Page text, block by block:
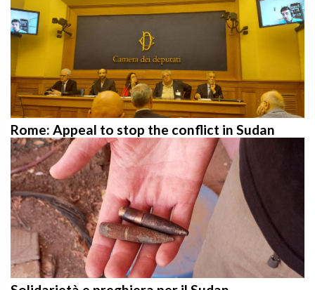
Rome: Appeal to stop the conflict in Sudan
Solidarietà e preghiera per il Sudan